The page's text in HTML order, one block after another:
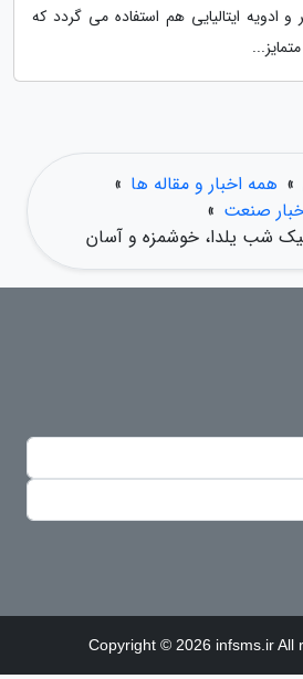
ادویه ایتالیایی هم استفاده می گردد که
» همه اخبار و مقاله ها »
صنعت »
شب یلدا، خوشمزه و آسان
Copyright © 2026 infsms.ir All